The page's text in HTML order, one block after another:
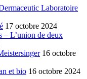
Laboratoire
17 octobre 2024
– L’union de deux
16 octobre
et bio 16 octobre 2024